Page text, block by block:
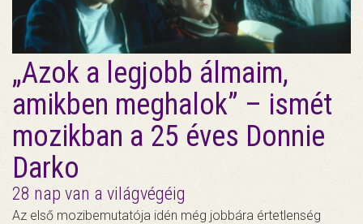
„Azok a legjobb álmaim,
amikben meghalok” – ismét
mozikban a 25 éves Donnie
Darko
28 nap van a világvégéig
Az első mozibemutatója idén még jobbára értetlenség